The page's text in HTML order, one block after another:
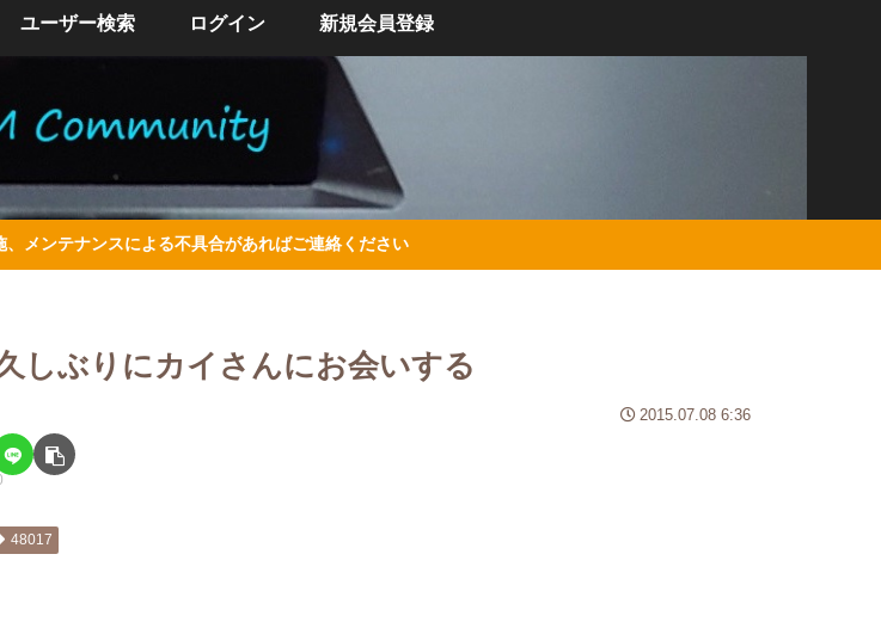
ユーザー検索 ログイン 新規会員登録
メンテナンスによる不具合があればご連絡ください
しぶりにカイさんにお会いする
2015.07.08 6:36
48017